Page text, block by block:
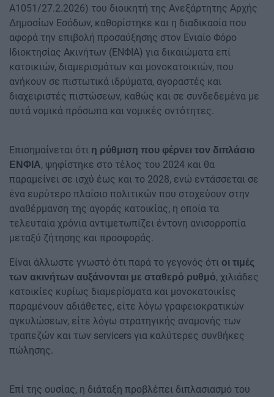
Α1051/27.2.2026) του διοικητή της Ανεξάρτητης Αρχής
Δημοσίων Εσόδων, καθορίστηκε και η διαδικασία που
αφορά την επιβολή προσαύξησης στον Ενιαίο Φόρο
Ιδιοκτησίας Ακινήτων (ΕΝΦΙΑ) για δικαιώματα επί
κατοικιών, διαμερισμάτων και μονοκατοικιών, που
ανήκουν σε πιστωτικά ιδρύματα, αγοραστές και
διαχειριστές πιστώσεων, καθώς και σε συνδεδεμένα με
αυτά νομικά πρόσωπα και νομικές οντότητες.
Επισημαίνεται ότι η ρύθμιση που φέρνει τον διπλάσιο
ΕΝΦΙΑ, ψηφίστηκε στο τέλος του 2024 και θα
παραμείνει σε ισχύ έως και το 2028, ενώ εντάσσεται σε
ένα ευρύτερο πλαίσιο πολιτικών που στοχεύουν στην
αναθέρμανση της αγοράς κατοικίας, η οποία τα
τελευταία χρόνια αντιμετωπίζει έντονη ανισορροπία
μεταξύ ζήτησης και προσφοράς.
Είναι άλλωστε γνωστό ότι παρά το γεγονός ότι οι τιμές
των ακινήτων αυξάνονται με σταθερό ρυθμό, χιλιάδες
κατοικίες κυρίως διαμερίσματα και μονοκατοικίες
παραμένουν αδιάθετες, είτε λόγω γραφειοκρατικών
αγκυλώσεων, είτε λόγω στρατηγικής αναμονής των
τραπεζών και των servicers για καλύτερες συνθήκες
πώλησης.
Επί της ουσίας, η διάταξη προβλέπει διπλασιασμό του